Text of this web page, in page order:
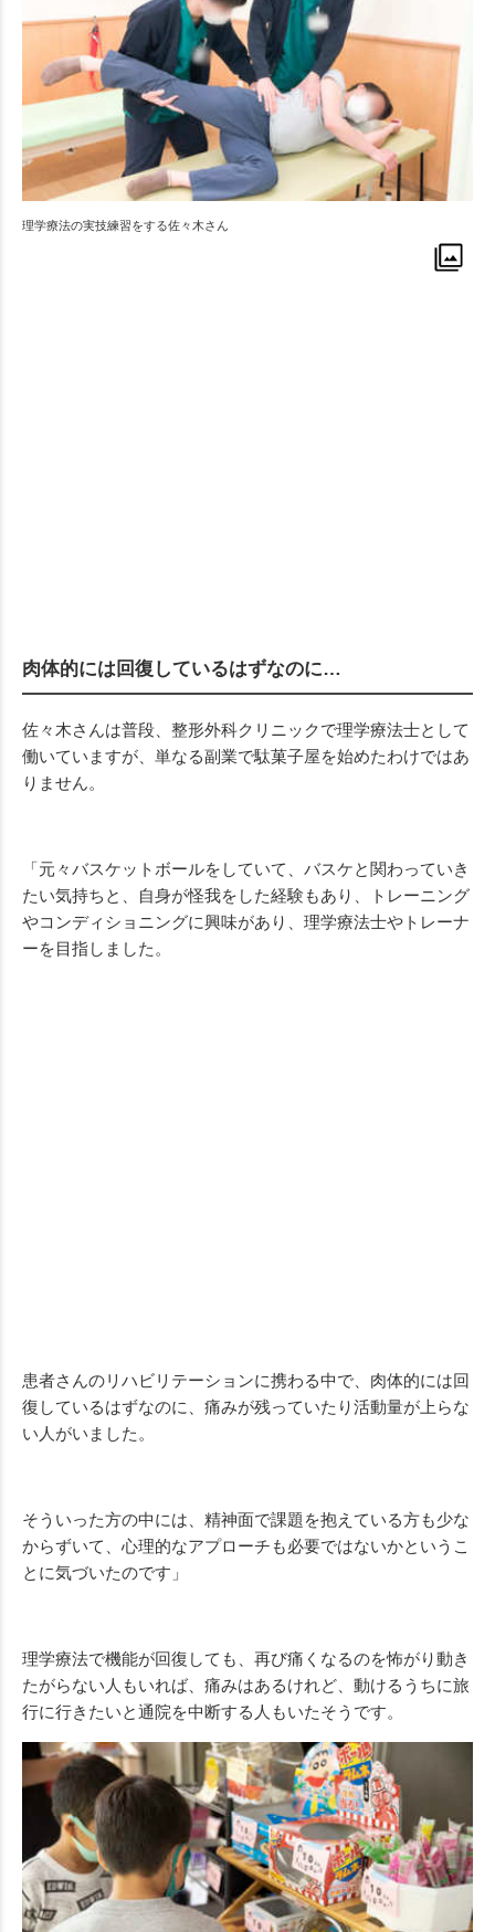
理学療法の実技練習をする佐々木さん
肉体的には回復しているはずなのに…
佐々木さんは普段、整形外科クリニックで理学療法士として
働いていますが、単なる副業で駄菓子屋を始めたわけではあ
りません。
「元々バスケットボールをしていて、バスケと関わっていき
たい気持ちと、自身が怪我をした経験もあり、トレーニング
やコンディショニングに興味があり、理学療法士やトレーナ
ーを目指しました。
患者さんのリハビリテーションに携わる中で、肉体的には回
復しているはずなのに、痛みが残っていたり活動量が上らな
い人がいました。
そういった方の中には、精神面で課題を抱えている方も少な
からずいて、心理的なアプローチも必要ではないかというこ
とに気づいたのです」
理学療法で機能が回復しても、再び痛くなるのを怖がり動き
たがらない人もいれば、痛みはあるけれど、動けるうちに旅
行に行きたいと通院を中断する人もいたそうです。